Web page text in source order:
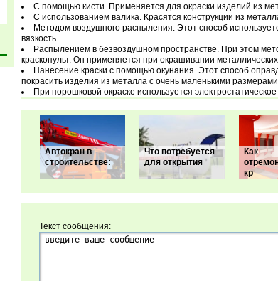
С помощью кисти. Применяется для окраски изделий из
С использованием валика. Красятся конструкции из
Методом воздушного распыления. Этот способ
вязкость.
Распылением в безвоздушном пространстве. При этом
краскопульт. Он применяется при окрашивании
Нанесение краски с помощью окунания. Этот способ
покрасить изделия из металла с очень маленькими размерами.
При порошковой окраске используется
Автокран в
строительстве:
Что потребуется
для открытия
Как
кр
Текст сообщения: